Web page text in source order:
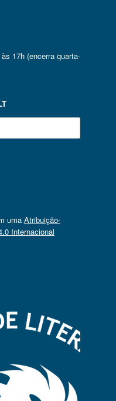
17h (encerra quarta-
uma Atribuição-
Internacional